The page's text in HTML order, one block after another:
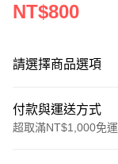
NT$800
請選擇商品選項
付款與運送方式
超取滿NT$1,000免運